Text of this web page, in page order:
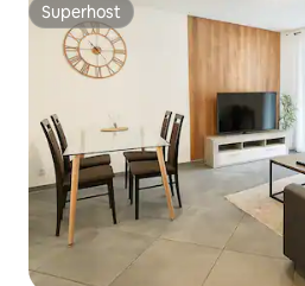
Superhost
Superhost